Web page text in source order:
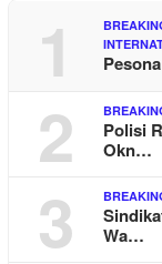
1
2
Polisi
Okn…
3
Wa…